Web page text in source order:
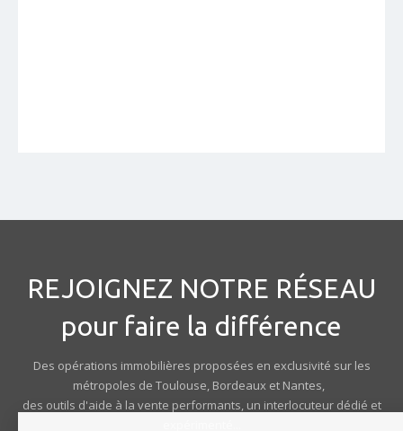
REJOIGNEZ NOTRE RÉSEAU
pour faire la différence
Des opérations immobilières proposées en exclusivité sur les
métropoles de Toulouse, Bordeaux et Nantes,
des outils d'aide à la vente performants, un interlocuteur dédié et